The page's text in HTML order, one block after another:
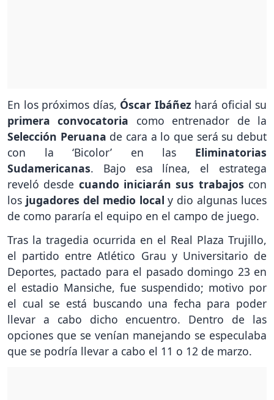
En los próximos días, Óscar Ibáñez hará oficial su
primera convocatoria como entrenador de la
Selección Peruana de cara a lo que será su debut
con la ‘Bicolor’ en las Eliminatorias
Sudamericanas. Bajo esa línea, el estratega
reveló desde cuando iniciarán sus trabajos con
los jugadores del medio local y dio algunas luces
de como pararía el equipo en el campo de juego.
Tras la tragedia ocurrida en el Real Plaza Trujillo,
el partido entre Atlético Grau y Universitario de
Deportes, pactado para el pasado domingo 23 en
el estadio Mansiche, fue suspendido; motivo por
el cual se está buscando una fecha para poder
llevar a cabo dicho encuentro. Dentro de las
opciones que se venían manejando se especulaba
que se podría llevar a cabo el 11 o 12 de marzo.